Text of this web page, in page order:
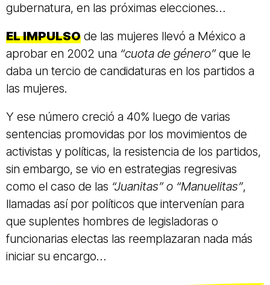
gubernatura, en las próximas elecciones…
EL IMPULSO de las mujeres llevó a México a
aprobar en 2002 una “cuota de género”que le
daba un tercio de candidaturas en los partidos a
las mujeres.
Y ese número creció a 40% luego de varias
sentencias promovidas por los movimientos de
activistas y políticas, la resistencia de los partidos,
sin embargo, se vio en estrategias regresivas
como el caso de las “Juanitas” o “Manuelitas”,
llamadas así por políticos que intervenían para
que suplentes hombres de legisladoras o
funcionarias electas las reemplazaran nada más
iniciar su encargo…